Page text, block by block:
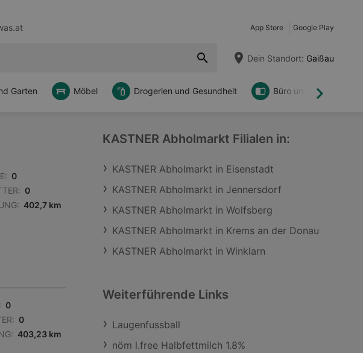
App Store Google Play
Dein Standort: Gaißau
Weiter
Garten Möbel Drogerien und Gesundheit Büro und DIY
0
0
402,7 km
0
0
403,23 km
KASTNER Abholmarkt Filialen in:
KASTNER Abholmarkt in Eisenstadt
KASTNER Abholmarkt in Jennersdorf
KASTNER Abholmarkt in Wolfsberg
KASTNER Abholmarkt in Krems an der Donau
KASTNER Abholmarkt in Winklarn
Weiterführende Links
Laugenfussball
nöm l.free Halbfettmilch 1.8%